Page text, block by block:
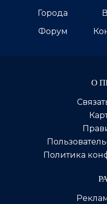
Города
Форум
О
Политика